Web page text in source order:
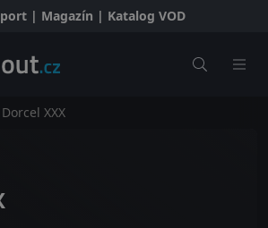
| Magazín | Katalog VOD
Dorcel XXX